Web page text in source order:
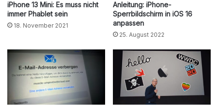
iPhone 13 Mini: Es muss nicht
immer Phablet sein
18. November 2021
Anleitung: iPhone-
Sperrbildschirm in iOS 16
anpassen
25. August 2022